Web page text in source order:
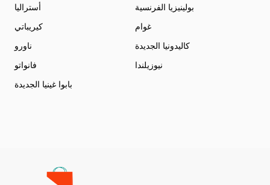
أستراليا
بولينيزيا الفرنسية
كيريباتي
غوام
ناورو
كاليدونيا الجديدة
فانواتو
نيوزيلندا
بابوا غينيا الجديدة